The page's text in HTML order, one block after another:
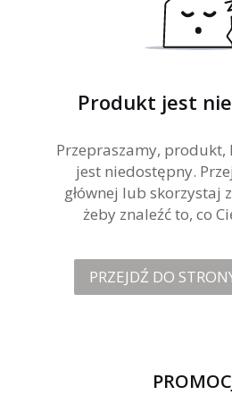
Produkt jest
Przepraszamy, produkt,
jest niedostępny.
głównej lub skorzystaj
żeby znaleźć to, co
PRZEJDŹ DO